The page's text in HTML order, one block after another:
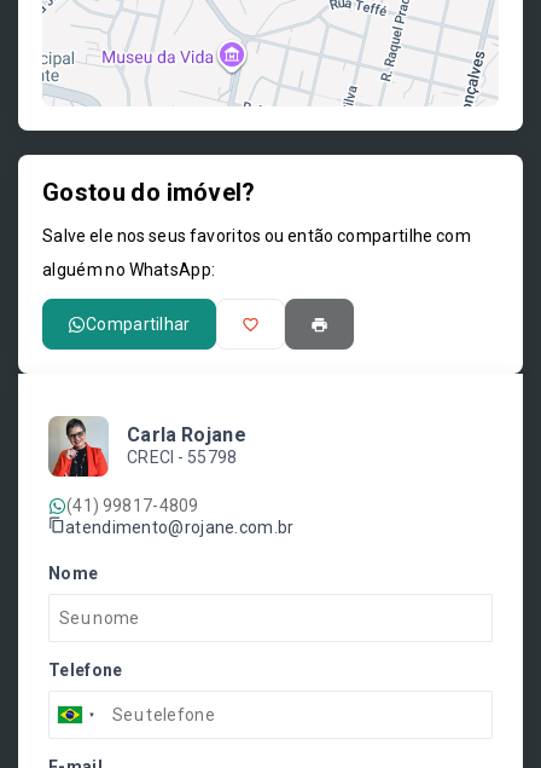
Gostou do imóvel?
Salve ele nos seus favoritos ou então compartilhe com
alguém no WhatsApp:
Compartilhar
Carla Rojane
CRECI - 55798
(41) 99817-4809
atendimento@rojane.com.br
Nome
Telefone